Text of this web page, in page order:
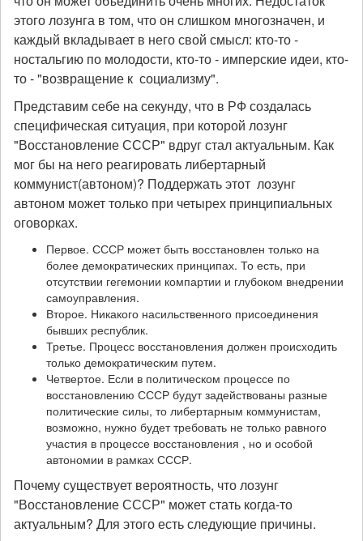
этого лозунга в том, что он слишком многозначен, и
каждый вкладывает в него свой смысл: кто-то -
ностальгию по молодости, кто-то - имперские идеи, кто-
то - "возвращение к социализму".
Представим себе на секунду, что в РФ создалась
специфическая ситуация, при которой лозунг
"Восстановление СССР" вдруг стал актуальным. Как
мог бы на него реагировать либертарный
коммунист(автоном)? Поддержать этот лозунг
автоном может только при четырех принципиальных
оговорках.
Первое. СССР может быть восстановлен только на
более демократических принципах. То есть, при
отсутствии гегемонии компартии и глубоком внедрении
самоуправления.
Второе. Никакого насильственного присоединения
бывших республик.
Третье. Процесс восстановления должен происходить
только демократическим путем.
Четвертое. Если в политическом процессе по
восстановлению СССР будут задействованы разные
политические силы, то либертарным коммунистам,
возможно, нужно будет требовать не только равного
участия в процессе восстановления , но и особой
автономии в рамках СССР.
Почему существует вероятность, что лозунг
"Восстановление СССР" может стать когда-то
актуальным? Для этого есть следующие причины.